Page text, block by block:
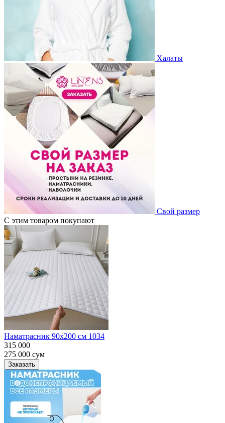
Халаты
Свой размер
С этим товаром покупают
Наматрасник 90х200 см 1034
315 000
275 000 сум
Заказать